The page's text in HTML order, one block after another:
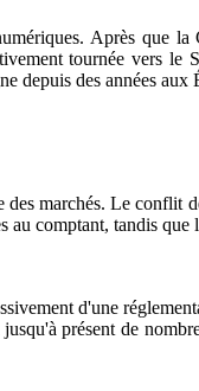
Après que la
tournée vers le
depuis des années aux
marchés. Le conflit
comptant, tandis
d'une
présent de